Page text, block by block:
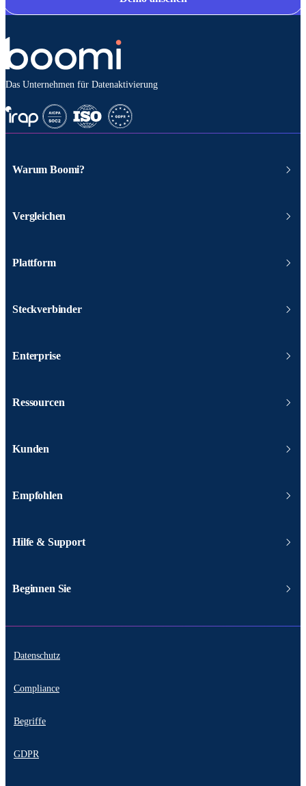
Das Unternehmen für Datenaktivierung
Warum Boomi?
Vergleichen
Plattform
Steckverbinder
Enterprise
Ressourcen
Kunden
Empfohlen
Hilfe & Support
Beginnen Sie
Datenschutz
Compliance
Begriffe
GDPR